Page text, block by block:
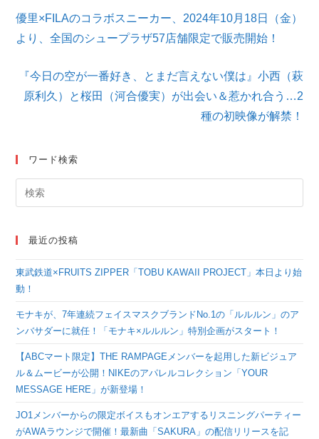
そ
の
他
事
を
優里×FILAのコラボスニーカー、2024年10月18日（金）
より、全国のシュープラザ57店舗限定で販売開始！
『今日の空が一番好き、とまだ言えない僕は』小西（萩
原利久）と桜田（河合優実）が出会い＆惹かれ合う…2
種の初映像が解禁！
ワード検索
最近の投稿
東武鉄道×FRUITS ZIPPER「TOBU KAWAII PROJECT」本日より始
動！
モナキが、7年連続フェイスマスクブランドNo.1の「ルルルン」のア
ンバサダーに就任！「モナキ×ルルルン」特別企画がスタート！
【ABCマート限定】THE RAMPAGEメンバーを起用した新ビジュア
ル＆ムービーが公開！NIKEのアパレルコレクション「YOUR
MESSAGE HERE」が新登場！
JO1メンバーからの限定ボイスもオンエアするリスニングパーティー
がAWAラウンジで開催！最新曲「SAKURA」の配信リリースを記